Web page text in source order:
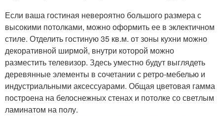
Если ваша гостиная невероятно большого размера с
высокими потолками, можно оформить ее в эклектичном
стиле. Отделить гостиную 35 кв.м. от зоны кухни можно
декоративной ширмой, внутри которой можно
разместить телевизор. Здесь уместно будут выглядеть
деревянные элементы в сочетании с ретро-мебелью и
индустриальными аксессуарами. Общая цветовая гамма
построена на белоснежных стенах и потолке со светлым
ламинатом на полу.